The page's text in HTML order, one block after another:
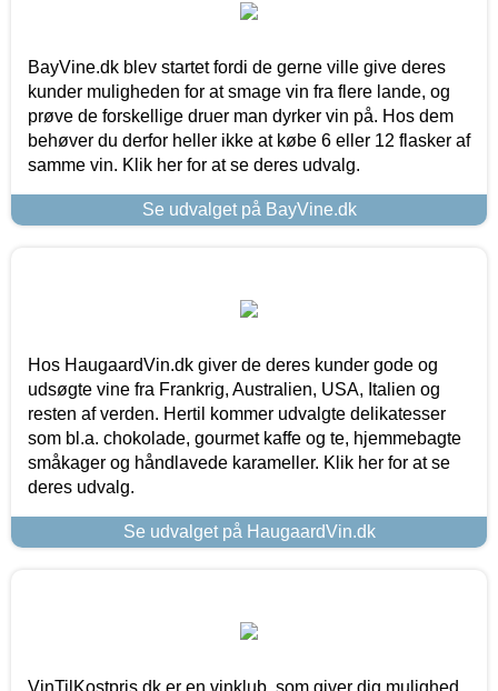
BayVine.dk blev startet fordi de gerne ville give deres
kunder muligheden for at smage vin fra flere lande, og
prøve de forskellige druer man dyrker vin på. Hos dem
behøver du derfor heller ikke at købe 6 eller 12 flasker af
samme vin. Klik her for at se deres udvalg.
Se udvalget på BayVine.dk
Hos HaugaardVin.dk giver de deres kunder gode og
udsøgte vine fra Frankrig, Australien, USA, Italien og
resten af verden. Hertil kommer udvalgte delikatesser
som bl.a. chokolade, gourmet kaffe og te, hjemmebagte
småkager og håndlavede karameller. Klik her for at se
deres udvalg.
Se udvalget på HaugaardVin.dk
VinTilKostpris.dk er en vinklub, som giver dig mulighed